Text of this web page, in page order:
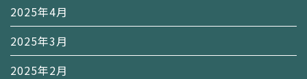
2025年4月
2025年3月
2025年2月